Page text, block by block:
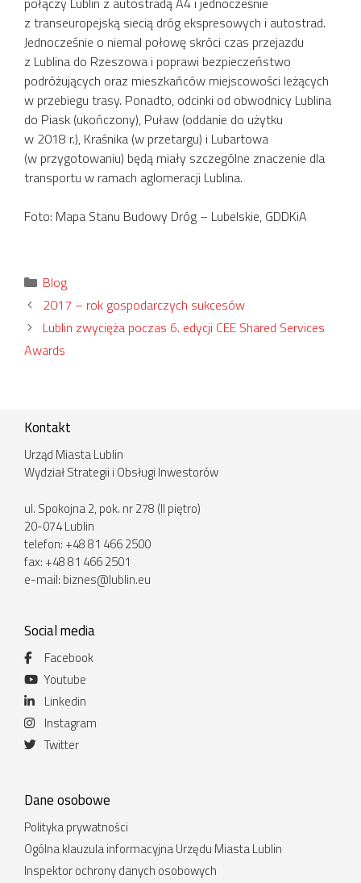
z transeuropejską siecią dróg ekspresowych i autostrad.
Jednocześnie o niemal połowę skróci czas przejazdu
z Lublina do Rzeszowa i poprawi bezpieczeństwo
podróżujących oraz mieszkańców miejscowości leżących
w przebiegu trasy. Ponadto, odcinki od obwodnicy Lublina
do Piask (ukończony), Puław (oddanie do użytku
w 2018 r.), Kraśnika (w przetargu) i Lubartowa
(w przygotowaniu) będą miały szczególne znaczenie dla
transportu w ramach aglomeracji Lublina.
Foto: Mapa Stanu Budowy Dróg – Lubelskie, GDDKiA
Kategorie
Blog
2017 – rok gospodarczych sukcesów
Lublin zwycięża poczas 6. edycji CEE Shared Services
Awards
Kontakt
Urząd Miasta Lublin
Wydział Strategii i Obsługi Inwestorów
ul. Spokojna 2, pok. nr 278 (II piętro)
20-074 Lublin
telefon: +48 81 466 2500
fax: +48 81 466 2501
e-mail: biznes@lublin.eu
Social media
Facebook
Youtube
Linkedin
Instagram
Twitter
Dane osobowe
Polityka prywatności
Ogólna klauzula informacyjna Urzędu Miasta Lublin
Inspektor ochrony danych osobowych